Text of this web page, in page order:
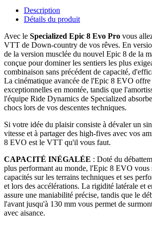
Description
Détails du produit
Avec le Specialized Epic 8 Evo Pro vous
VTT de Down-country de vos rêves. En
de la version musclée du nouvel Epic 8 de la
conçue pour dominer les sentiers les plus
combinaison sans précédent de capacité,
La cinématique avancée de l'Epic 8 EVO offre
exceptionnelles en montée, tandis que
l'équipe Ride Dynamics de Specialized
chocs lors de vos descentes techniques.
Si votre idée du plaisir consiste à dévaler un
vitesse et à partager des high-fives avec vos
8 EVO est le VTT qu'il vous faut.
CAPACITÉ INÉGALÉE : Doté du
plus performant au monde, l'Epic 8 EVO vous
capacités sur les terrains techniques et ses
et lors des accélérations. La rigidité latérale et
assure une maniabilité précise, tandis que le
l'avant jusqu'à 130 mm vous permet de
avec aisance.